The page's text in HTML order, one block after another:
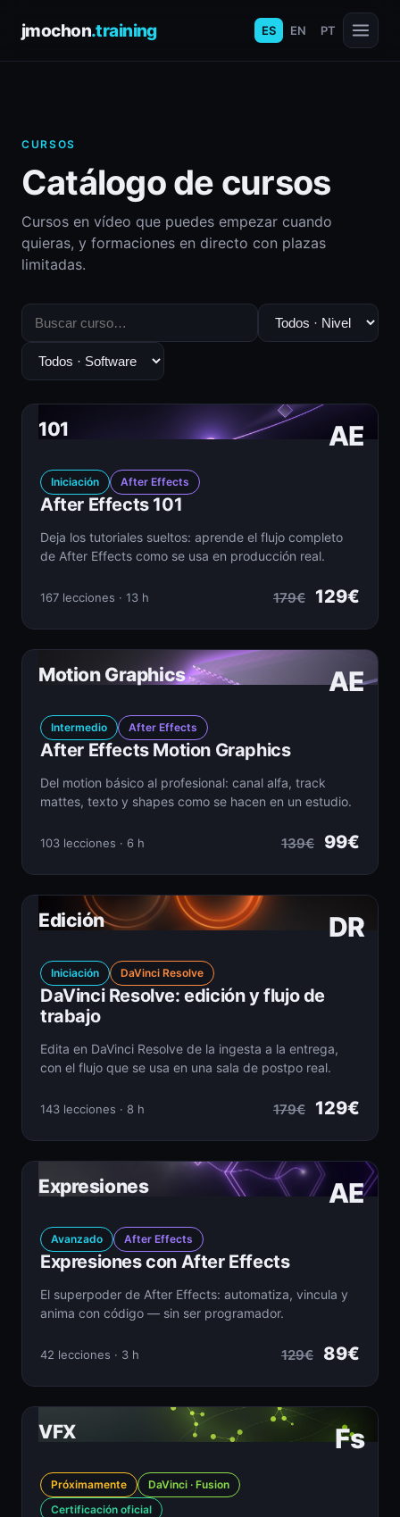
jmochon.training ES EN PT
CURSOS
Catálogo de cursos
Cursos en vídeo que puedes empezar cuando
quieras, y formaciones en directo con plazas
limitadas.
AE
101
Iniciación After Effects
After Effects 101
Deja los tutoriales sueltos: aprende el flujo completo
de After Effects como se usa en producción real.
167 lecciones · 13 h 179€ 129€
AE
Motion Graphics
Intermedio After Effects
After Effects Motion Graphics
Del motion básico al profesional: canal alfa, track
mattes, texto y shapes como se hacen en un estudio.
103 lecciones · 6 h 139€ 99€
DR
Edición
Iniciación DaVinci Resolve
DaVinci Resolve: edición y flujo de
trabajo
Edita en DaVinci Resolve de la ingesta a la entrega,
con el flujo que se usa en una sala de postpo real.
143 lecciones · 8 h 179€ 129€
AE
Expresiones
Avanzado After Effects
Expresiones con After Effects
El superpoder de After Effects: automatiza, vincula y
anima con código — sin ser programador.
42 lecciones · 3 h 129€ 89€
Fs
VFX
Próximamente
DaVinci · Fusion
Certificación oficial